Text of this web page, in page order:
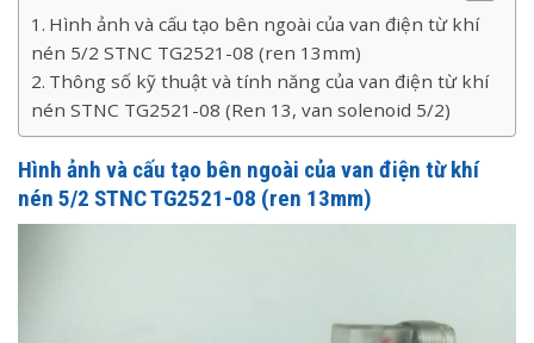
Hình ảnh và cấu tạo bên ngoài của van điện từ khí
nén 5/2 STNC TG2521-08 (ren 13mm)
Thông số kỹ thuật và tính năng của van điện từ khí
nén STNC TG2521-08 (Ren 13, van solenoid 5/2)
Hình ảnh và cấu tạo bên ngoài của van điện từ khí
nén 5/2 STNC TG2521-08 (ren 13mm)